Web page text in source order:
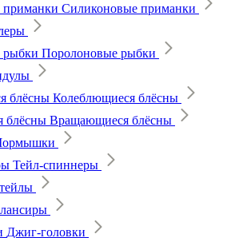
Силиконовые приманки
Поролоновые рыбки
Колеблющиеся блёсны
Вращающиеся блёсны
Тейл-спиннеры
Джиг-головки